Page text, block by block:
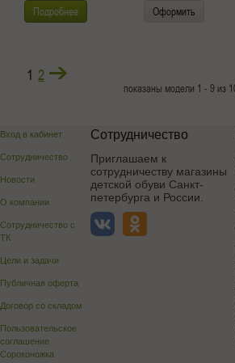
Подробнее Оформить
1 2
показаны модели 1 - 9 из
Вход в кабинет
Сотрудничество
Новости
О компании
Сотрудничество с
ТК
Цели и задачи
Публичная оферта
Договор со складом
Пользовательское
соглашение
Сороконожка
Сотрудничество
Приглашаем к
сотрудничеству магазины
детской обуви Санкт-
петербурга и России.